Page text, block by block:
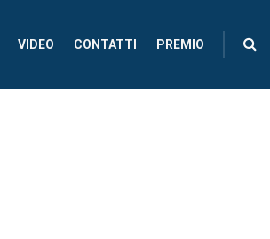
VIDEO CONTATTI PREMIO